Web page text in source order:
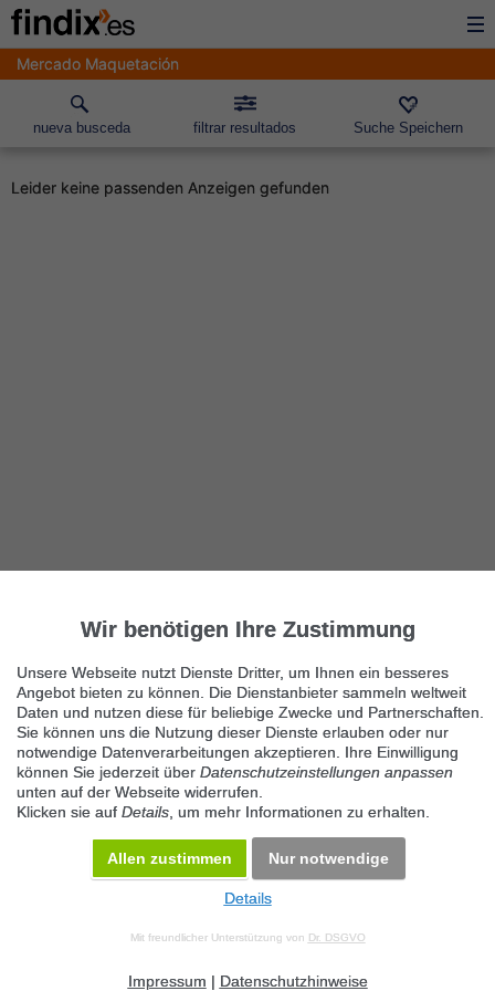
Mercado Maquetación
nueva busceda filtrar resultados Suche Speichern
Leider keine passenden Anzeigen gefunden
Datenschutz Impressum Kontakt Datenschutz anpassen Desktop Version
Wir benötigen Ihre Zustimmung
Unsere Webseite nutzt Dienste Dritter, um Ihnen ein besseres
Angebot bieten zu können. Die Dienstanbieter sammeln weltweit
Daten und nutzen diese für beliebige Zwecke und Partnerschaften.
Sie können uns die Nutzung dieser Dienste erlauben oder nur
notwendige Datenverarbeitungen akzeptieren. Ihre Einwilligung
können Sie jederzeit über Datenschutzeinstellungen anpassen
unten auf der Webseite widerrufen.
Klicken sie auf Details , um mehr Informationen zu erhalten.
Allen zustimmen Nur notwendige
Details
Mit freundlicher Unterstützung von Dr. DSGVO
Impressum | Datenschutzhinweise